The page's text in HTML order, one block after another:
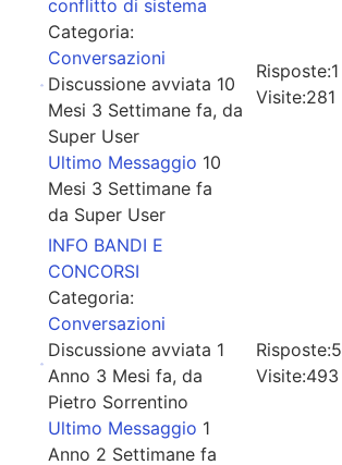
conflitto di sistema
Categoria:
Conversazioni
Discussione avviata 10
Mesi 3 Settimane fa, da
Super User
Ultimo Messaggio 10
Mesi 3 Settimane fa
da Super User
Risposte:1
Visite:281
INFO BANDI E
CONCORSI
Categoria:
Conversazioni
Discussione avviata 1
Anno 3 Mesi fa, da
Pietro Sorrentino
Ultimo Messaggio 1
Anno 2 Settimane fa
Risposte:5
Visite:493